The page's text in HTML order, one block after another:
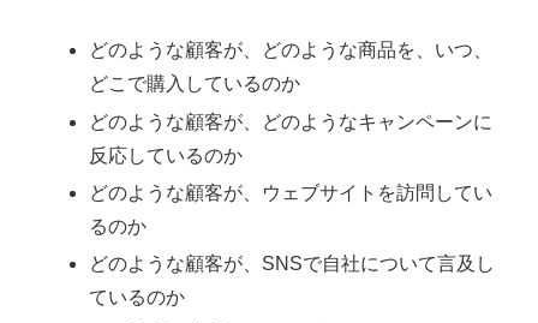
どのような顧客が、どのような商品を、いつ、
どこで購入しているのか
どのような顧客が、どのようなキャンペーンに
反応しているのか
どのような顧客が、ウェブサイトを訪問してい
るのか
どのような顧客が、SNSで自社について言及し
ているのか